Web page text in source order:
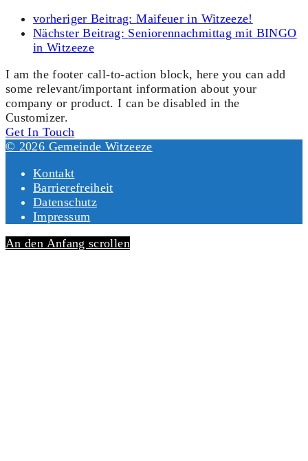
vorheriger Beitrag:Maifeuer in Witzeeze!
Nächster Beitrag: Seniorennachmittag mit BINGO
in Witzeeze
I am the footer call-to-action block, here you can add
some relevant/important information about your
company or product. I can be disabled in the
Customizer.
Get In Touch
© 2026 Gemeinde Witzeeze
Kontakt
Barrierefreiheit
Datenschutz
Impressum
An den Anfang scrollen